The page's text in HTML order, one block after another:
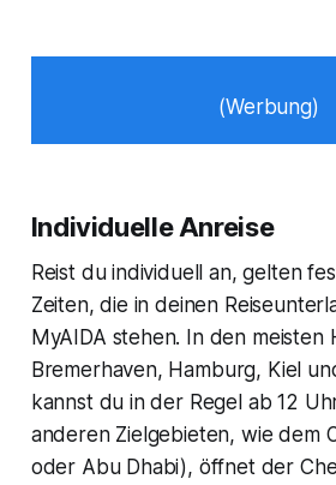
(Werbung)
Individuelle Anreise
Reist du individuell an, gelten
Zeiten, die in deinen
MyAIDA stehen. In den meisten
Bremerhaven, Hamburg, Kiel
kannst du in der Regel ab 12
anderen Zielgebieten, wie dem
oder Abu Dhabi), öffnet der